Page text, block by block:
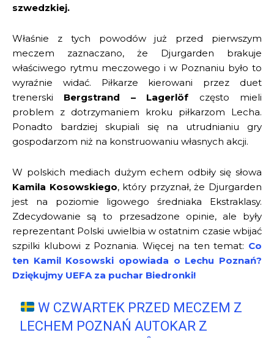
szwedzkiej.
Właśnie z tych powodów już przed pierwszym
meczem zaznaczano, że Djurgarden brakuje
właściwego rytmu meczowego i w Poznaniu było to
wyraźnie widać. Piłkarze kierowani przez duet
trenerski Bergstrand – Lagerlöf często mieli
problem z dotrzymaniem kroku piłkarzom Lecha.
Ponadto bardziej skupiali się na utrudnianiu gry
gospodarzom niż na konstruowaniu własnych akcji.
W polskich mediach dużym echem odbiły się słowa
Kamila Kosowskiego, który przyznał, że Djurgarden
jest na poziomie ligowego średniaka Ekstraklasy.
Zdecydowanie są to przesadzone opinie, ale były
reprezentant Polski uwielbia w ostatnim czasie wbijać
szpilki klubowi z Poznania. Więcej na ten temat: Co
ten Kamil Kosowski opowiada o Lechu Poznań?
Dziękujmy UEFA za puchar Biedronki!
W CZWARTEK PRZED MECZEM Z
LECHEM POZNAŃ AUTOKAR Z